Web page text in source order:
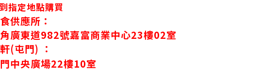
指定地點購買
供應所：
廣東道982號嘉富商業中心23樓02室
(屯門) ：
中央廣場22樓10室